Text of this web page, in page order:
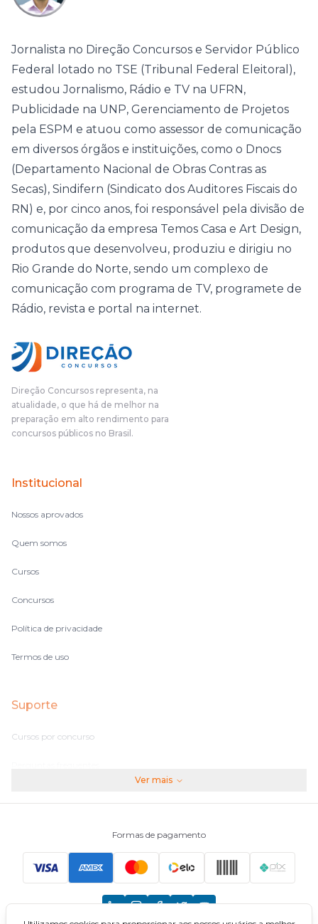
Jornalista no Direção Concursos e Servidor Público
Federal lotado no TSE (Tribunal Federal Eleitoral),
estudou Jornalismo, Rádio e TV na UFRN,
Publicidade na UNP, Gerenciamento de Projetos
pela ESPM e atuou como assessor de comunicação
em diversos órgãos e instituições, como o Dnocs
(Departamento Nacional de Obras Contras as
Secas), Sindifern (Sindicato dos Auditores Fiscais do
RN) e, por cinco anos, foi responsável pela divisão de
comunicação da empresa Temos Casa e Art Design,
produtos que desenvolveu, produziu e dirigiu no
Rio Grande do Norte, sendo um complexo de
comunicação com programa de TV, programete de
Rádio, revista e portal na internet.
Direção Concursos representa, na
atualidade, o que há de melhor na
preparação em alto rendimento para
concursos públicos no Brasil.
Institucional
Nossos aprovados
Quem somos
Cursos
Concursos
Política de privacidade
Termos de uso
Suporte
Cursos por concurso
Principais Concursos
CNU
Ver mais
Formas de pagamento